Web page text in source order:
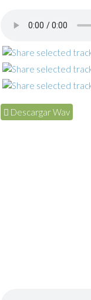
Descargar Wav